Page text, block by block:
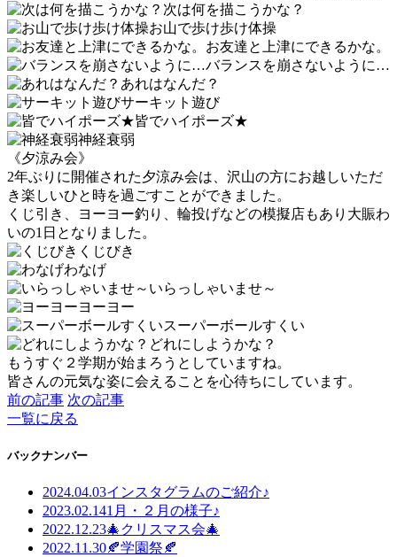
次は何を描こうかな？
お山で歩け歩け体操
お友達と上津にできるかな。
バランスを崩さないように…
あれはなんだ？
サーキット遊び
皆でハイポーズ★
神経衰弱
《夕涼み会》
2年ぶりに開催された夕涼み会は、沢山の方にお越しいただ
き楽しいひと時を過ごすことができました。
くじ引き、ヨーヨー釣り、輪投げなどの模擬店もあり大賑わ
いの1日となりました。
くじびき
わなげ
いらっしゃいませ～
ヨーヨー
スーパーボールすくい
どれにしようかな？
もうすぐ２学期が始まろうとしていますね。
皆さんの元気な姿に会えることを心待ちにしています。
前の記事 次の記事
一覧に戻る
バックナンバー
2024.04.03インスタグラムのご紹介♪
2023.02.141月・２月の様子♪
2022.12.23🎄クリスマス会🎄
2022.11.30🍂学園祭🍂